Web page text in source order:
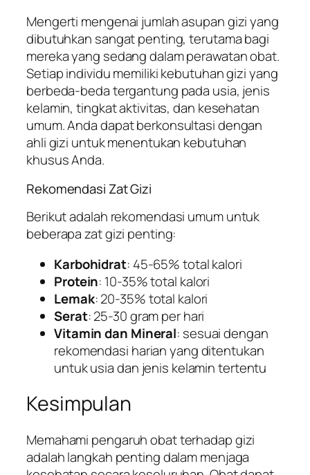
Mengerti mengenai jumlah asupan gizi yang
dibutuhkan sangat penting, terutama bagi
mereka yang sedang dalam perawatan obat.
Setiap individu memiliki kebutuhan gizi yang
berbeda-beda tergantung pada usia, jenis
kelamin, tingkat aktivitas, dan kesehatan
umum. Anda dapat berkonsultasi dengan
ahli gizi untuk menentukan kebutuhan
khusus Anda.
Rekomendasi Zat Gizi
Berikut adalah rekomendasi umum untuk
beberapa zat gizi penting:
Karbohidrat: 45-65% total kalori
Protein: 10-35% total kalori
Lemak: 20-35% total kalori
Serat: 25-30 gram per hari
Vitamin dan Mineral: sesuai dengan
rekomendasi harian yang ditentukan
untuk usia dan jenis kelamin tertentu
Kesimpulan
Memahami pengaruh obat terhadap gizi
adalah langkah penting dalam menjaga